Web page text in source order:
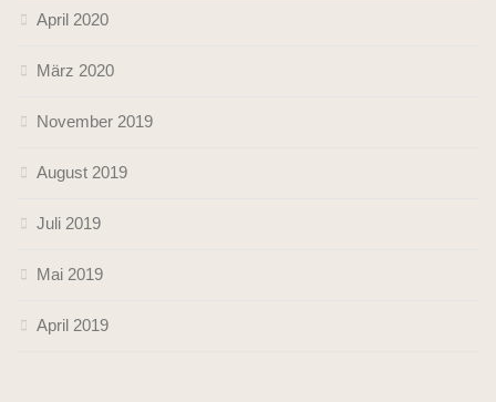
April 2020
März 2020
November 2019
August 2019
Juli 2019
Mai 2019
April 2019